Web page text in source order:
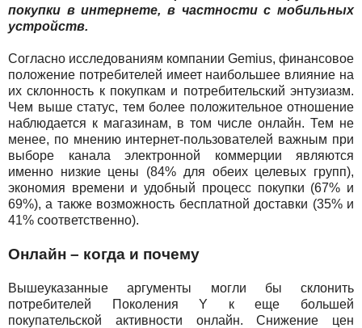
покупки в интернете, в частности с мобильных
устройств.
Согласно исследованиям компании Gemius, финансовое
положение потребителей имеет наибольшее влияние на
их склонность к покупкам и потребительский энтузиазм.
Чем выше статус, тем более положительное отношение
наблюдается к магазинам, в том числе онлайн. Тем не
менее, по мнению интернет-пользователей важным при
выборе канала электронной коммерции являются
именно низкие цены (84% для обеих целевых групп),
экономия времени и удобный процесс покупки (67% и
69%), а также возможность бесплатной доставки (35% и
41% соответственно).
Онлайн – когда и почему
Вышеуказанные аргументы могли бы склонить
потребителей Поколения Y к еще большей
покупательской активности онлайн. Снижение цен